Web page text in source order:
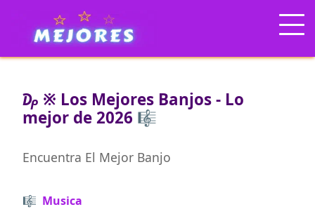
₯ ※ Los Mejores Banjos - Lo
mejor de 2026 🎼
Encuentra El Mejor Banjo
🎼 Musica